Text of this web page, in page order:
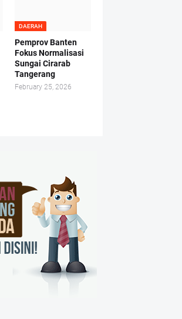
DAERAH
Pemprov Banten
Fokus Normalisasi
Sungai Cirarab
Tangerang
February 25, 2026